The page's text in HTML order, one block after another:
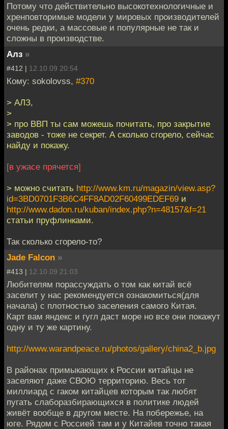
Потому что действительно высокотехнологичные и
хренповторимые модели у мировых производителей
очень редки, а массовые и популярные не так и
сложны в производстве.
Алз »
#412 | 12.10.09 20:54
Кому: sokolovss, #370
> АЛЗ,
>
> про ВВП ты сам можешь почитать, про закрытие
заводов - тоже не секрет. А сколько сгорело, сейчас
найду и покажу.
[в ужасе прячется]
> можно считать http://www.km.ru/magazin/view.asp?
id=3BD0701F3B6C4FF8AD02F60499EDEF69 и
http://www.dadon.ru/kuban/index.php?n=48157&f=21
статьи пруфлинками.
Так сколько сгорело-то?
Jade Falcon »
#413 | 12.10.09 21:03
Любителям порассуждать о том как китай всё
заселит у нас рекомендуется ознакомиться(для
начала) с плотностью заселения самого Китая.
Карт вам яндекс и гугл даст море но все они покажут
одну и ту же картину.
http://www.warandpeace.ru/photos/gallery/china2_b.jpg
В районах примыкающих к России китайцы не
заселяют даже СВОЮ территорию. Весь тот
миллиард с гаком китайцев которым так любят
пугать слаборазбирающихся в политике людей
живёт вообще в другом месте. На побережье, на
юге. Рядом с Россией там и у Китайев точно такая